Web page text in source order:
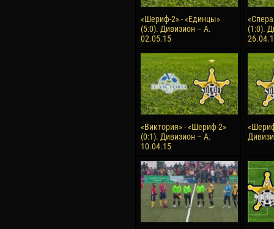
«Шериф-2» - «Единцы»
(5:0). Дивизион – А.
02.05.15
(1:0).
«Виктория» - «Шериф-2»
(0:1). Дивизион – А.
10.04.15